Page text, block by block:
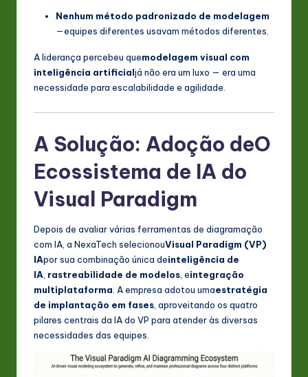
In
ti
Nenhum método padronizado de modelagem
—equipes diferentes usavam métodos diferentes.
A liderança percebeu quemodelagem visual com
inteligência artificialjá não era um luxo — era uma
necessidade para escalabilidade e agilidade.
A Solução: Adoção deO
Ecossistema de IA do
Visual Paradigm
Depois de avaliar várias ferramentas de diagramação
com IA, a NexaTech selecionouVisual Paradigm (VP)
IApor sua combinação única deinteligência de
IA rastreabilidade de modelos , eintegração
multiplataforma . A empresa adotou umaestratégia
de implantação em fases , aproveitando os quatro
pilares centrais da IA do VP para atender às diversas
necessidades das equipes.